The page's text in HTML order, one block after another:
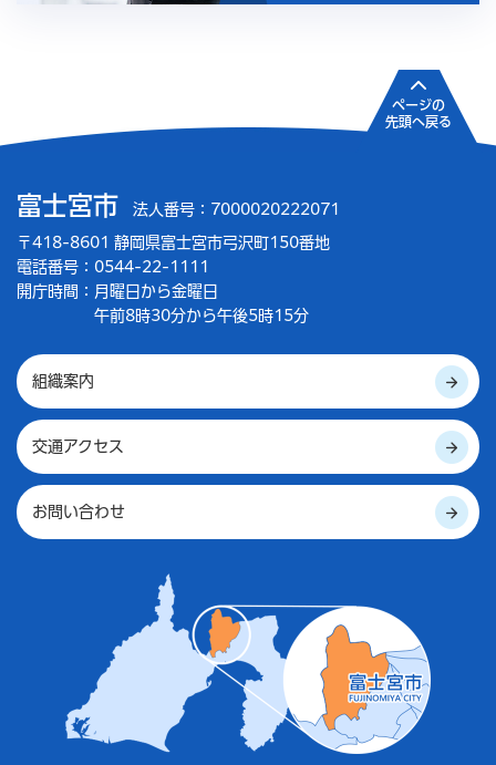
富士宮市 法人番号：7000020222071
〒418-8601 静岡県富士宮市弓沢町150番地
電話番号：0544-22-1111
開庁時間： 月曜日から金曜日
午前8時30分から午後5時15分
組織案内
交通アクセス
お問い合わせ
ページの
先頭へ戻る